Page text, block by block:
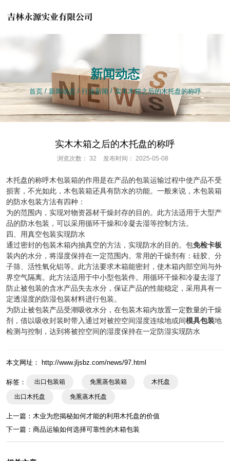
产品中心
首页/新闻动态 / 行业新闻 /实木木箱之后的木托盘的称呼
新闻动态
首页/新闻动态 / 行业新闻 /实木木箱之后的木托盘的称呼
实木木箱之后的木托盘的称呼
浏览次数： 32 发布时间： 2025-05-08
木托盘的称呼木包装箱的作用是在产品的包装运输过程中使产品不受
损害，不光如此，木包装箱还具有防水的功能。一般来说，木包装箱
的防水包装方法有四种：
为的范围内，实现对物资器材干燥封存的目的。此方法适用于大型产
品的防水包装，可以采用循环干燥和冷凝去湿等控制方法。
四、用真空包装实现防水
通过密封的包装木箱内抽真空的方法，实现防水的目的。包免检卡板
装内的水分，将湿度保持在一定范围内。常用的干燥剂有：硅胶、分
子筛、活性氧化铝等。此方法要求木箱能密封，使木箱内部空间与外
界空气隔离。此方法适用于中小型包装件。用循环干燥和冷凝去湿了
防止被包装的含水产品失去水分，保证产品的性能稳定，采用具有一
定透湿度的防湿包装材料进行包装。
为防止被包装产品受潮吸收水分，在包装木箱内放置一定数量的干燥
剂，借以吸收封装时带入通过对被控空间湿度连续地或间模具包装地
检测与控制，达到将被控空间的湿度保持在一定防湿实现防水
本文网址： http://www.jljsbz.com/news/97.html
标签： 出口包装箱 免熏蒸包装箱 木托盘
出口木托盘 免熏蒸木托盘
上一篇： 木业为您揭秘如何才能的利用木托盘的价值
下一篇： 商品运输如何选择可靠性的木箱包装